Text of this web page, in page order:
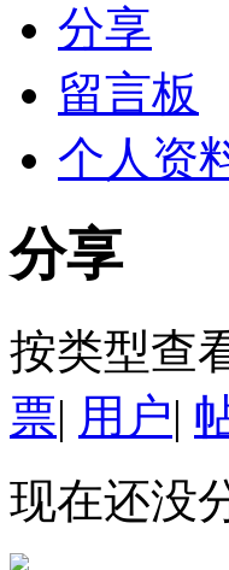
分享
留言板
个人资
分享
按类型查
票| 用户|
现在还没